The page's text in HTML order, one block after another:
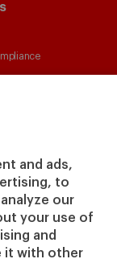
and ads,
to
our
your use of
and
it with other